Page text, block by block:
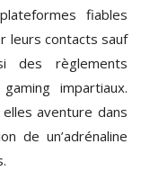
fiables
leurs contacts sauf
des règlements
impartiaux.
aventure dans
de un’adrénaline